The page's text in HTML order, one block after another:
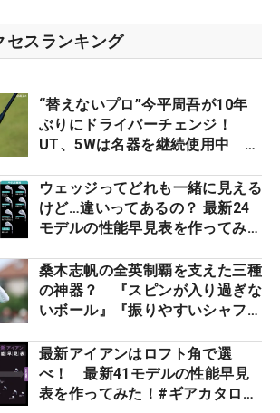
セスランキング
“替えないプロ”今平周吾が10年
ぶりにドライバーチェンジ！
UT、5Wは名器を継続使用中 #
ウェッジってどれも一緒に見える
けど…違いってあるの？ 最新24
モデルの性能早見表を作ってみ
桑木志帆の全英制覇を支えた三種
の神器？ 『スピンが入り過ぎな
いボール』『振りやすいシャフ
ー』 #女子プロセッティング
最新アイアンはロフト角で選
べ！ 最新41モデルの性能早見
表を作ってみた！#ギアカタログ